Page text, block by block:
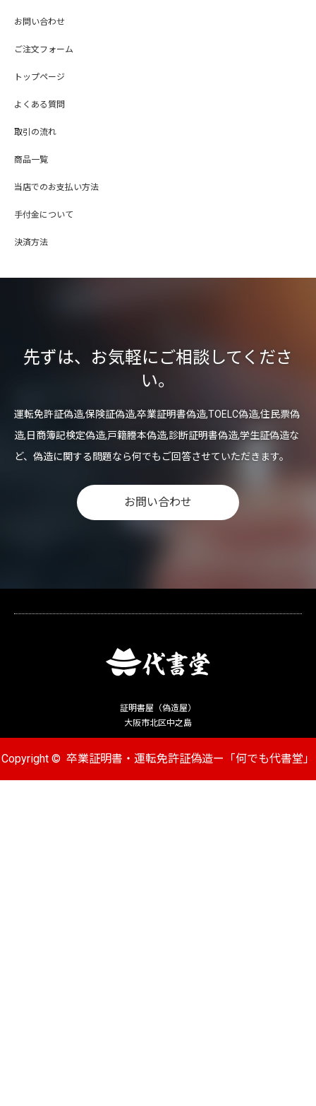
お問い合わせ
ご注文フォーム
トップページ
よくある質問
取引の流れ
商品一覧
当店でのお支払い方法
手付金について
決済方法
先ずは、お気軽にご相談してくださ
い。
運転免許証偽造,保険証偽造,卒業証明書偽造,TOELC偽造,住民票偽
造,日商簿記検定偽造,戸籍謄本偽造,診断証明書偽造,学生証偽造な
ど、偽造に関する問題なら何でもご回答させていただきます。
お問い合わせ
証明書屋（偽造屋）
大阪市北区中之島
Copyright © 卒業証明書・運転免許証偽造ー「何でも代書堂」